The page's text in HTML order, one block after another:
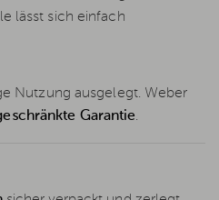
lässt sich einfach
Nutzung ausgelegt. Weber
Garantie.